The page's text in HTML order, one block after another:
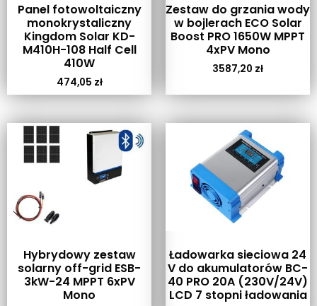
Panel fotowoltaiczny
monokrystaliczny
Kingdom Solar KD-
M410H-108 Half Cell
410W
474,05 zł
Zestaw do grzania wody
w bojlerach ECO Solar
Boost PRO 1650W MPPT
4xPV Mono
3587,20 zł
Hybrydowy zestaw
solarny off-grid ESB-
3kW-24 MPPT 6xPV
Mono
Ładowarka sieciowa 24
V do akumulatorów BC-
40 PRO 20A (230V/24V)
LCD 7 stopni ładowania